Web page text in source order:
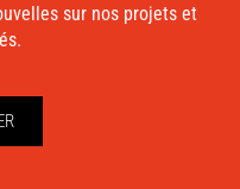
sur nos projets et